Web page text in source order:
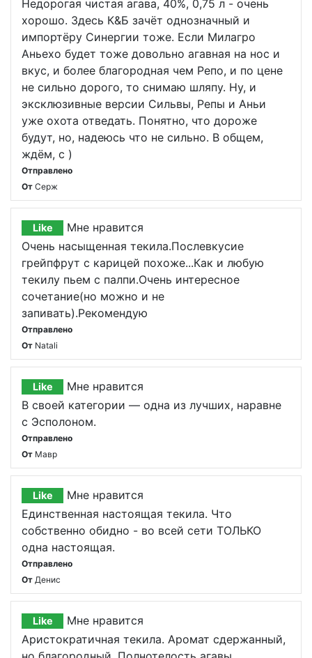
Недорогая чистая агава, 40%, 0,75 л - очень
хорошо. Здесь К&Б зачёт однозначный и
импортёру Синергии тоже. Если Милагро
Аньехо будет тоже довольно агавная на нос и
вкус, и более благородная чем Репо, и по цене
не сильно дорого, то снимаю шляпу. Ну, и
эксклюзивные версии Сильвы, Репы и Аньи
уже охота отведать. Понятно, что дороже
будут, но, надеюсь что не сильно. В общем,
ждём, с )
Отправлено
От Серж
Like
Мне нравится
Очень насыщенная текила.Послевкусие
грейпфрут с карицей похоже...Как и любую
текилу пьем с палпи.Очень интересное
сочетание(но можно и не
запивать).Рекомендую
Отправлено
От Natali
Like
Мне нравится
В своей категории — одна из лучших, наравне
с Эсполоном.
Отправлено
От Мавр
Like
Мне нравится
Единственная настоящая текила. Что
собственно обидно - во всей сети ТОЛЬКО
одна настоящая.
Отправлено
От Денис
Like
Мне нравится
Аристократичная текила. Аромат сдержанный,